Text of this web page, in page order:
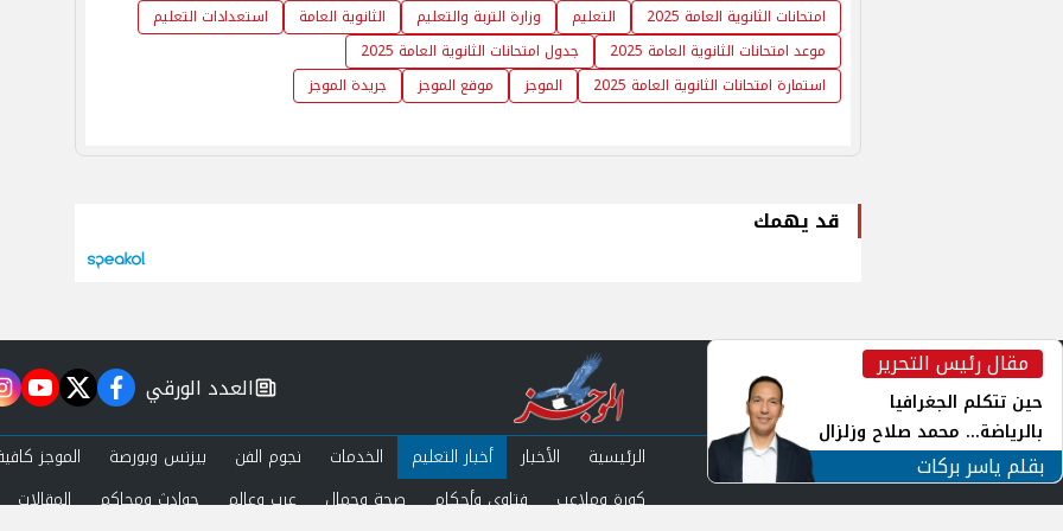
امتحانات الثانوية العامة 2025 التعليم وزارة التربة والتعليم الثانوية العامة
استعدادات التعليم
موعد امتحانات الثانوية العامة 2025
جدول امتحانات الثانوية العامة 2025
استمارة امتحانات الثانوية العامة 2025
الموجز موقع الموجز جريدة الموجز
قد يهمك
مقال رئيس التحرير
حين تتكلم الجغرافيا
بالرياضة... محمد صلاح وزلزال
الهوية في الشارع التركي
بقلم ياسر بركات
newspaper
العدد الورقي facebook
twitter
الرئيسية الأخبار أخبار التعليم الخدمات نجوم الفن بيزنس وبورصة
الموجز
كورة وملاعب
فتاوى وأحكام صحة وجمال عرب وعالم حوادث ومحاكم المقالات